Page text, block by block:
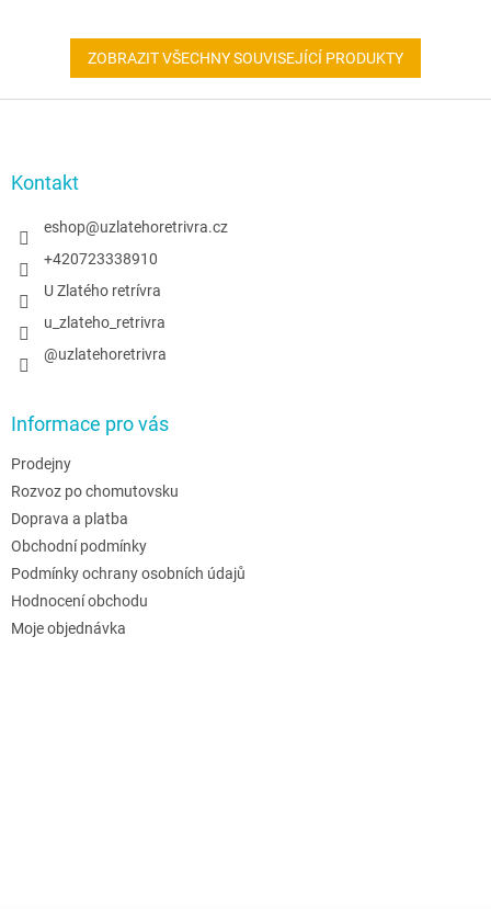
ZOBRAZIT VŠECHNY SOUVISEJÍCÍ PRODUKTY
Kontakt
eshop@uzlatehoretrivra.cz
+420723338910
U Zlatého retrívra
u_zlateho_retrivra
@uzlatehoretrivra
Informace pro vás
Prodejny
Rozvoz po chomutovsku
Doprava a platba
Obchodní podmínky
Podmínky ochrany osobních údajů
Hodnocení obchodu
Moje objednávka